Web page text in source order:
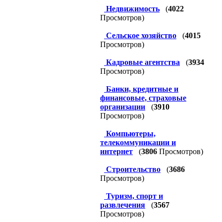
Недвижимость (4022
Просмотров)
Сельское хозяйство (4015
Просмотров)
Кадровые агентства (3934
Просмотров)
Банки, кредитные и
финансовые, страховые
организации
(3910
Просмотров)
Компьютеры,
телекоммуникации и
интернет
(3806 Просмотров)
Строительство (3686
Просмотров)
Туризм, спорт и
развлечения
(3567
Просмотров)